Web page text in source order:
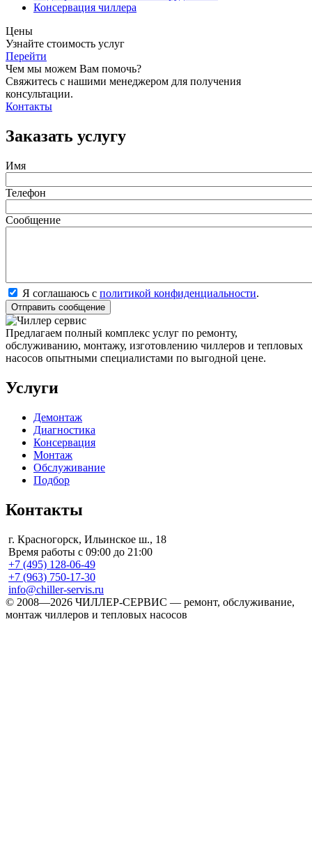
Консервация чиллера
Цены
Узнайте стоимость услуг
Перейти
Чем мы можем Вам помочь?
Свяжитесь с нашими менеджером для получения
консультации.
Контакты
Заказать услугу
Имя
Телефон
Сообщение
Я соглашаюсь с политикой конфиденциальности.
Предлагаем полный комплекс услуг по ремонту,
обслуживанию, монтажу, изготовлению чиллеров и тепловых
насосов опытными специалистами по выгодной цене.
Услуги
Демонтаж
Диагностика
Консервация
Монтаж
Обслуживание
Подбор
Контакты
г. Красногорск, Ильинское ш., 18
Время работы с 09:00 до 21:00
+7 (495) 128-06-49
+7 (963) 750-17-30
info@chiller-servis.ru
© 2008—2026 ЧИЛЛЕР-СЕРВИС — ремонт, обслуживание,
монтаж чиллеров и тепловых насосов